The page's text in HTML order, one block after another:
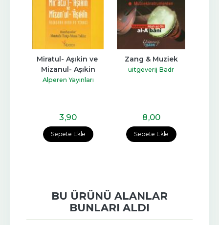
Sepete Ekle
Miratul- Aşıkin ve
Mizanul- Aşıkin
Alperen Yayınları
3,90
Sepete Ekle
Zang & Muziek
uitgeverij Badr
8,00
BU ÜRÜNÜ ALANLAR
BUNLARI ALDI